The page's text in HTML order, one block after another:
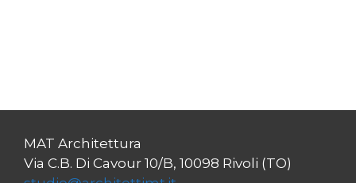
MAT Architettura
Via C.B. Di Cavour 10/B, 10098 Rivoli (TO)